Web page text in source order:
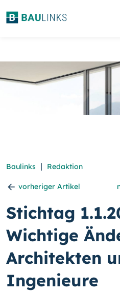
Baulinks | Redaktion
vorheriger Artikel
Stichtag
Wichtige
Architekten
Ingenieure